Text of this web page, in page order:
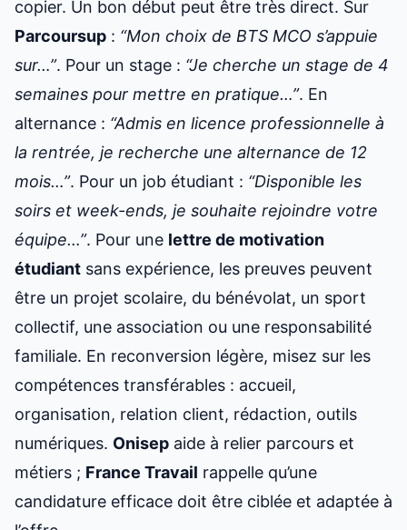
copier. Un bon début peut être très direct. Sur
Parcoursup : “Mon choix de BTS MCO s’appuie
sur…”. Pour un stage : “Je cherche un stage de 4
semaines pour mettre en pratique…”. En
alternance : “Admis en licence professionnelle à
la rentrée, je recherche une alternance de 12
mois…”. Pour un job étudiant : “Disponible les
soirs et week-ends, je souhaite rejoindre votre
équipe…”. Pour une lettre de motivation
étudiant sans expérience, les preuves peuvent
être un projet scolaire, du bénévolat, un sport
collectif, une association ou une responsabilité
familiale. En reconversion légère, misez sur les
compétences transférables : accueil,
organisation, relation client, rédaction, outils
numériques. Onisep aide à relier parcours et
métiers ; France Travail rappelle qu’une
candidature efficace doit être ciblée et adaptée à